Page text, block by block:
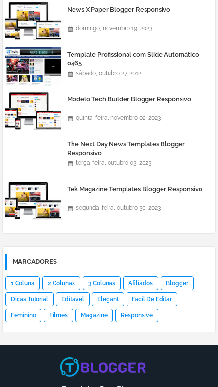
News X Paper Blogger Responsivo
domingo, novembro 19, 2023
Template Profissional com Slide Automático
0465
sábado, outubro 27, 2012
Modelo Tech Builder Blogger Responsivo
quinta-feira, novembro 02, 2023
The Next Day News Templates Blogger
Responsivo
terça-feira, outubro 03, 2023
Tek Magazine Templates Blogger Responsivo
segunda-feira, outubro 30, 2023
MARCADORES
1 Coluna 2 Colunas 3 Colunas Afiliados Blogger
Dicas Tutorial Editavel Elegant Facil De Editar
Feminino Filmes Magazine Responsive